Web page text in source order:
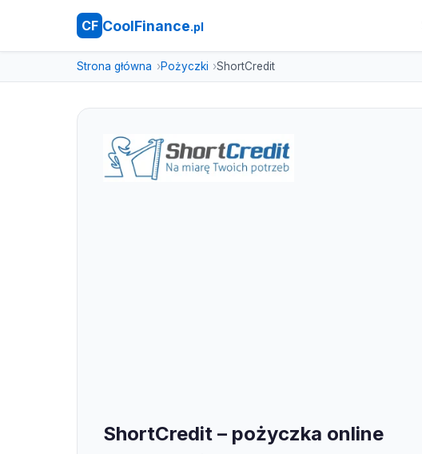
CF CoolFinance.pl
Strona główna Pożyczki ShortCredit
ShortCredit – pożyczka online